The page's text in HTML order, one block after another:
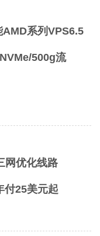
系列VPS6.5
500g流
网优化线路
付25美元起